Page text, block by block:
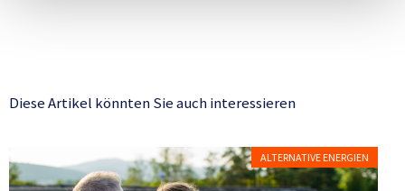
Diese Artikel könnten Sie auch interessieren
ALTERNATIVE ENERGIEN